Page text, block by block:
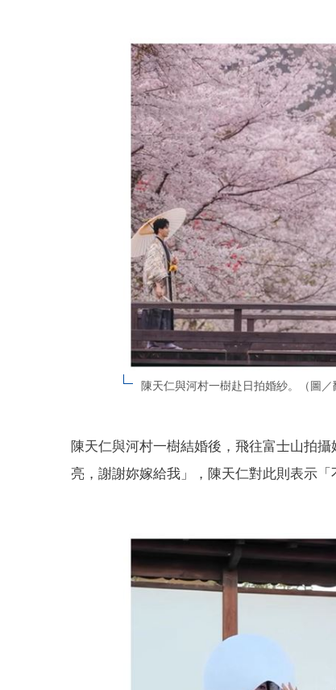
陳天仁與河村一樹赴日拍婚紗。（圖
陳天仁與河村一樹結婚後，飛往富士山拍
亮，謝謝妳嫁給我」，陳天仁對此則表示「